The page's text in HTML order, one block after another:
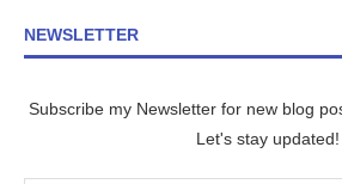
NEWSLETTER
Subscribe my Newsletter for new blog
Let's stay updated!